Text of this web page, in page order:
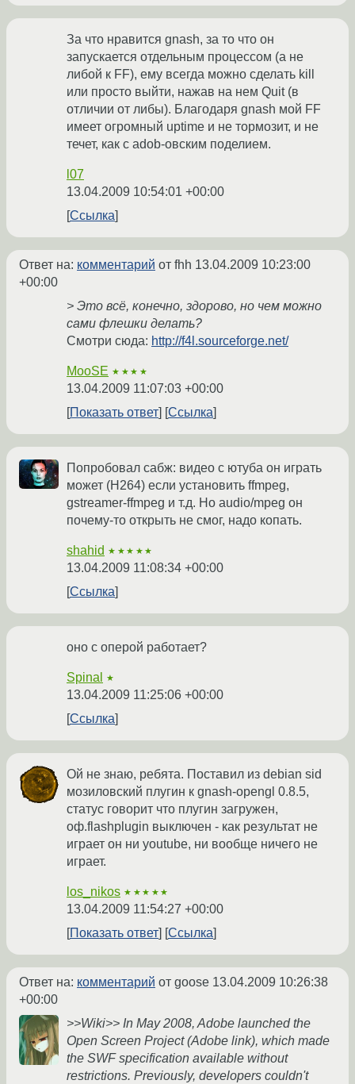
За что нравится gnash, за то что он
запускается отдельным процессом (а не
либой к FF), ему всегда можно сделать kill
или просто выйти, нажав на нем Quit (в
отличии от либы). Благодаря gnash мой FF
имеет огромный uptime и не тормозит, и не
течет, как с adob-овским поделием.
l07
13.04.2009 10:54:01 +00:00
Ссылка
Ответ на: комментарий от fhh 13.04.2009 10:23:00
+00:00
> Это всё, конечно, здорово, но чем можно
сами флешки делать?
Смотри сюда: http://f4l.sourceforge.net/
MooSE ★★★★
13.04.2009 11:07:03 +00:00
Показать ответ
Ссылка
Попробовал сабж: видео с ютуба он играть
может (H264) если установить ffmpeg,
gstreamer-ffmpeg и т.д. Но audio/mpeg он
почему-то открыть не смог, надо копать.
shahid ★★★★★
13.04.2009 11:08:34 +00:00
Ссылка
оно с оперой работает?
Spinal ★
13.04.2009 11:25:06 +00:00
Ссылка
Ой не знаю, ребята. Поставил из debian sid
мозиловский плугин к gnash-opengl 0.8.5,
статус говорит что плугин загружен,
оф.flashplugin выключен - как результат не
играет он ни youtube, ни вообще ничего не
играет.
los_nikos ★★★★★
13.04.2009 11:54:27 +00:00
Показать ответ
Ссылка
Ответ на: комментарий от goose 13.04.2009 10:26:38
+00:00
>>Wiki>> In May 2008, Adobe launched the
Open Screen Project (Adobe link), which made
the SWF specification available without
restrictions. Previously, developers couldn't